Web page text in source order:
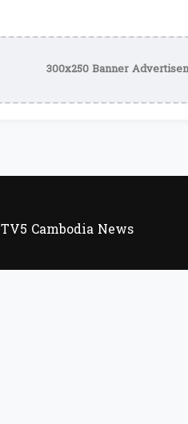
300x250 Banner
Cambodia News